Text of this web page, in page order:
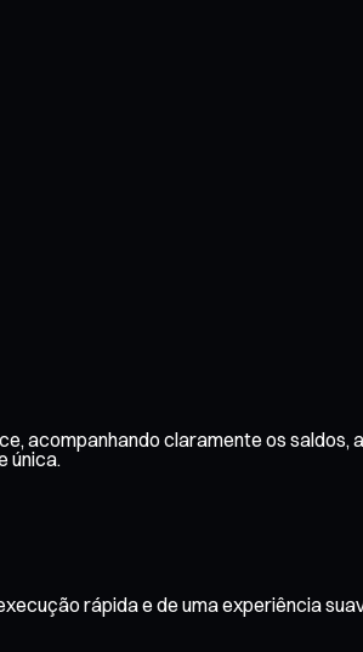
acompanhando claramente os
única.
rápida e de uma experiência